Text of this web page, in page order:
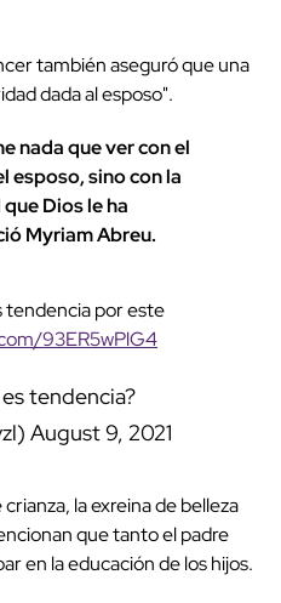
también aseguró que una
dada al esposo".
nada que ver con el
esposo, sino con la
Dios le ha
Myriam Abreu.
tendencia por este
93ER5wPlG4
tendencia?
August 9, 2021
la exreina de belleza
que tanto el padre
en la educación de los hijos.